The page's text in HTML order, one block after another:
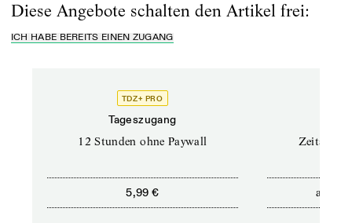
Diese Angebote schalten den Artikel frei:
ICH HABE BEREITS EINEN ZUGANG
TDZ+ PRO
Tageszugang
12 Stunden ohne Paywall
5,99 € ab